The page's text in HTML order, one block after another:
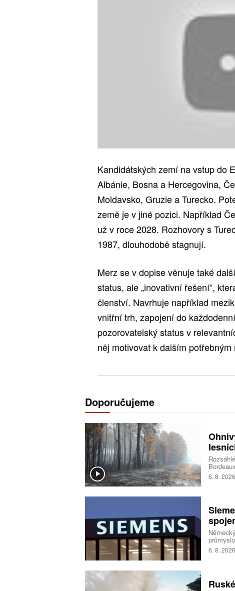
Kandidátských zemí na vstup do
Albánie, Bosna a Hercegovina,
Moldavsko, Gruzie a Turecko.
země je v jiné pozici. Například
už v roce 2028. Rozhovory s
1987, dlouhodobě stagnují.
Merz se v dopise věnuje také
status, ale „inovativní řešení“,
členství. Navrhuje například
vnitřní trh, zapojení do
pozorovatelský status v
něj motivovat k dalším potřebným
Doporučujeme
6. 8. 2026
6. 8. 2026